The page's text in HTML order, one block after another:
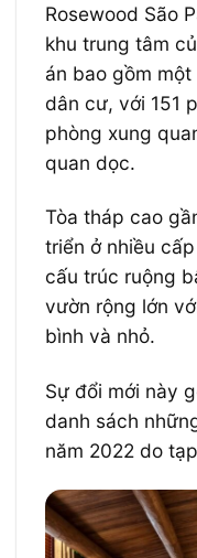
Rosewood São
khu trung tâm
án bao gồm
dân cư, với 151
phòng xung
quan dọc.
Tòa tháp cao
triển ở nhiều
cấu trúc ruộng
vườn rộng lớn
bình và nhỏ.
Sự đổi mới này
danh sách
năm 2022 do